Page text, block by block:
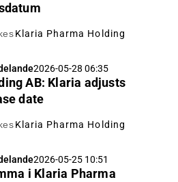
Klaria Pharma Holding
2026-05-28 06:35
AB: Klaria adjusts
date
Klaria Pharma Holding
2026-05-25 10:51
i Klaria Pharma